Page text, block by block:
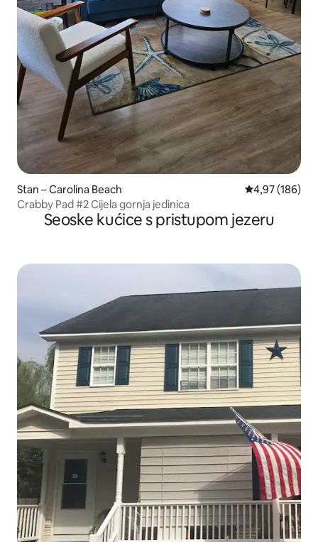
Stan – Carolina Beach Prosječna
4,97 (186)
Crabby Pad #2 Cijela gornja jedinica
Seoske kućice s pristupom jezeru